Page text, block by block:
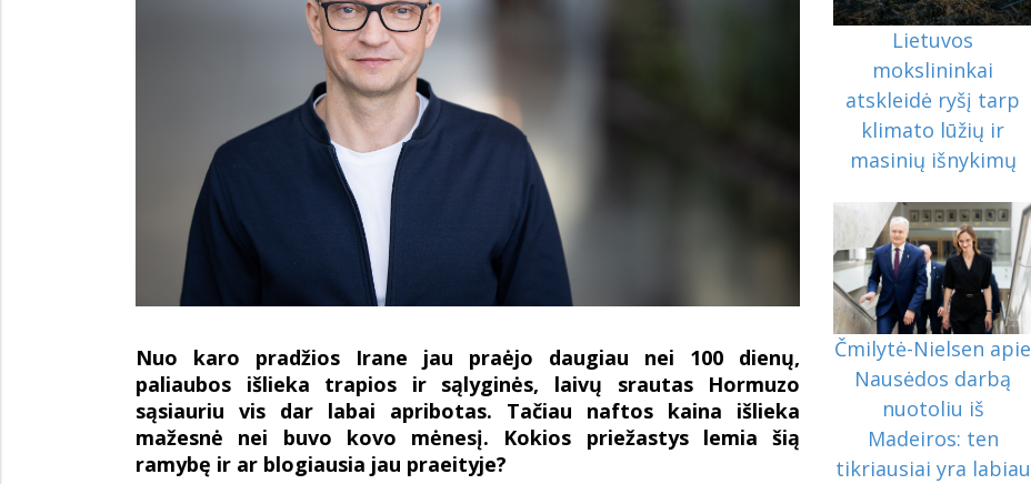
Nuo karo pradžios Irane jau praėjo daugiau nei 100 dienų,
paliaubos išlieka trapios ir sąlyginės, laivų srautas Hormuzo
sąsiauriu vis dar labai apribotas. Tačiau naftos kaina išlieka
mažesnė nei buvo kovo mėnesį. Kokios priežastys lemia šią
ramybę ir ar blogiausia jau praeityje?
Lietuvos
mokslininkai
atskleidė ryšį tarp
klimato lūžių ir
masinių išnykimų
Čmilytė-Nielsen apie
Nausėdos darbą
nuotoliu iš
Madeiros: ten
tikriausiai yra labiau